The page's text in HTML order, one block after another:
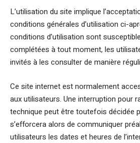
L’utilisation du site implique
conditions générales d’utilisation ci-
conditions d’utilisation sont
complétées à tout moment, les
invités à les consulter de manière
Ce site internet est normalement
aux utilisateurs. Une interruption pour
technique peut être toutefois décidée
s’efforcera alors de communiquer
utilisateurs les dates et heures de